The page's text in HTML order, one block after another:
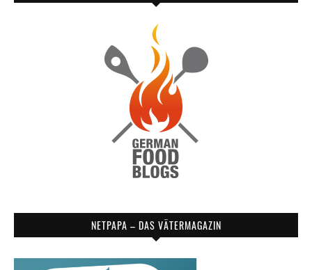
NETPAPA – DAS VÄTERMAGAZIN